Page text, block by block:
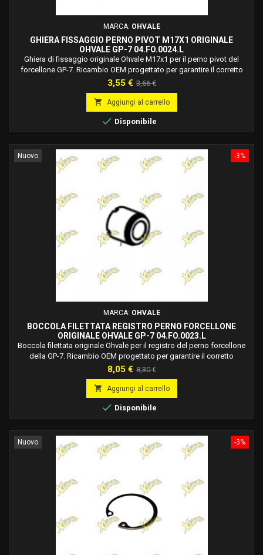
MARCA: OHVALE
GHIERA FISSAGGIO PERNO PIVOT M17X1 ORIGINALE
OHVALE GP-7 04.FO.0024.L
Ghiera di fissaggio originale Ohvale M17x1 per il perno pivot del
forcellone GP-7. Ricambio OEM progettato per garantire il corretto
serraggio e fissaggio del gruppo pivot.
Prezzo
3,55 € Prezzo
base
3,66 €
 Aggiungi al carrello
 Disponibile
-3%
Nuovo
MARCA: OHVALE
BOCCOLA FILETTATA REGISTRO PERNO FORCELLONE
ORIGINALE OHVALE GP-7 04.FO.0023.L
Boccola filettata originale Ohvale per il registro del perno forcellone
della GP-7. Ricambio OEM progettato per garantire il corretto
posizionamento e la regolazione del gruppo forcellone.
Prezzo
8,05 € Prezzo
base
8,30 €
 Aggiungi al carrello
 Disponibile
-3%
Nuovo